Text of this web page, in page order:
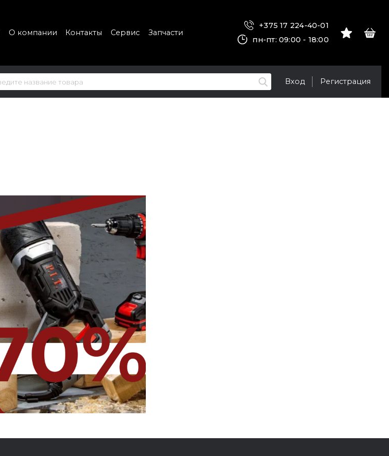
О компании Контакты Сервис Запчасти
+375 17 224-40-01
пн-пт: 09:00 - 18:00
Вход Регистрация